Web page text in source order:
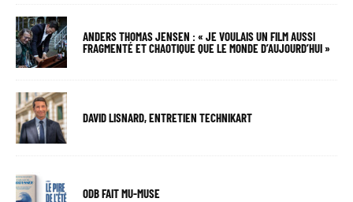
ANDERS THOMAS JENSEN : « JE VOULAIS UN FILM AUSSI
FRAGMENTÉ ET CHAOTIQUE QUE LE MONDE D’AUJOURD’HUI »
DAVID LISNARD, ENTRETIEN TECHNIKART
ODB FAIT MU-MUSE